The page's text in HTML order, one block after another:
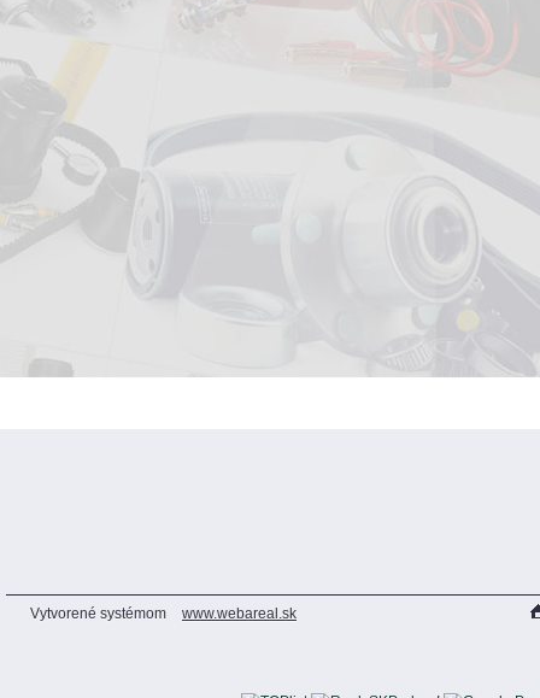
Vytvorené systémom www.webareal.sk